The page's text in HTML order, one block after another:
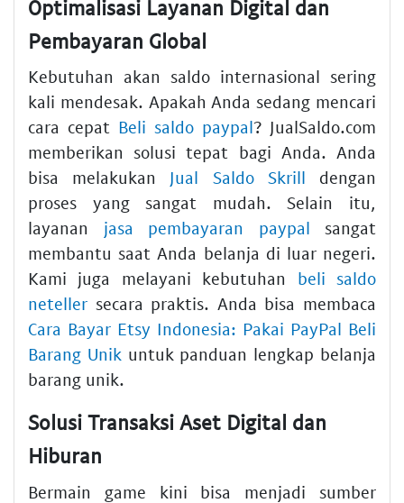
Optimalisasi Layanan Digital dan
Pembayaran Global
Kebutuhan akan saldo internasional sering
kali mendesak. Apakah Anda sedang mencari
cara cepat Beli saldo paypal? JualSaldo.com
memberikan solusi tepat bagi Anda. Anda
bisa melakukan Jual Saldo Skrill dengan
proses yang sangat mudah. Selain itu,
layanan jasa pembayaran paypal sangat
membantu saat Anda belanja di luar negeri.
Kami juga melayani kebutuhan beli saldo
neteller secara praktis. Anda bisa membaca
Cara Bayar Etsy Indonesia: Pakai PayPal Beli
Barang Unikuntuk panduan lengkap belanja
barang unik.
Solusi Transaksi Aset Digital dan
Hiburan
Bermain game kini bisa menjadi sumber